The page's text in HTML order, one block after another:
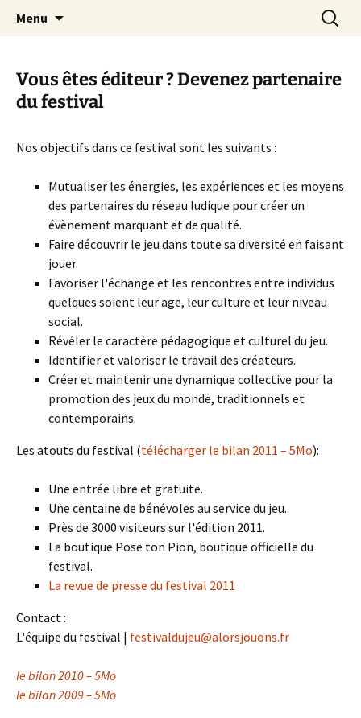
Alors…Jouons !
Festival du jeu en Tarn-et-Garonne
Menu
Vous êtes éditeur ? Devenez partenaire
du festival
Nos objectifs dans ce festival sont les suivants :
Mutualiser les énergies, les expériences et les moyens
des partenaires du réseau ludique pour créer un
évènement marquant et de qualité.
Faire découvrir le jeu dans toute sa diversité en faisant
jouer.
Favoriser l'échange et les rencontres entre individus
quelques soient leur age, leur culture et leur niveau
social.
Révéler le caractère pédagogique et culturel du jeu.
Identifier et valoriser le travail des créateurs.
Créer et maintenir une dynamique collective pour la
promotion des jeux du monde, traditionnels et
contemporains.
Les atouts du festival (télécharger le bilan 2011 – 5Mo):
Une entrée libre et gratuite.
Une centaine de bénévoles au service du jeu.
Près de 3000 visiteurs sur l'édition 2011.
La boutique Pose ton Pion, boutique officielle du
festival.
La revue de presse du festival 2011
Contact :
L'équipe du festival | festivaldujeu@alorsjouons.fr
le bilan 2010 – 5Mo
le bilan 2009 – 5Mo